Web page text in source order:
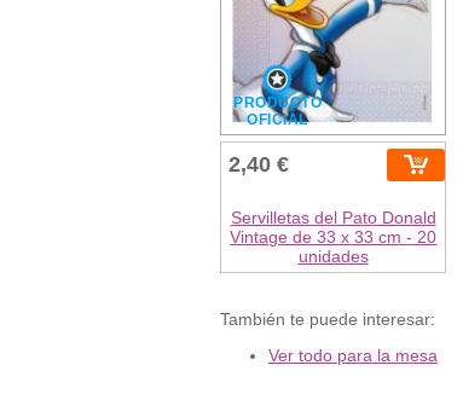
PRODUCTO
OFICIAL
2,40 €
Servilletas del Pato Donald
Vintage de 33 x 33 cm - 20
unidades
También te puede interesar:
Ver todo para la mesa